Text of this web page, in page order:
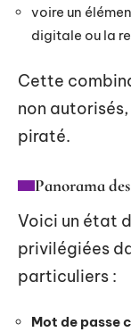
voire un
digitale ou la
Cette
non
piraté.
Panorama
Voici un état
privilégiées
particuliers :
Mot de passe